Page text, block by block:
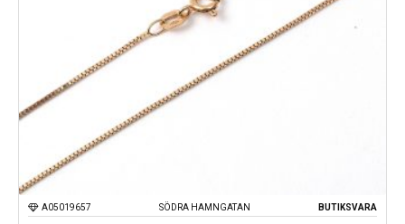
SÖDRA HAMNGATAN
A05019657 BUTIKSVARA